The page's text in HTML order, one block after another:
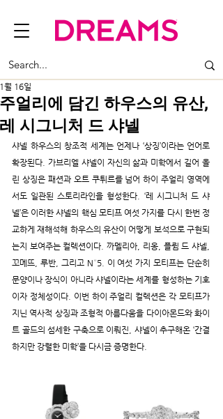
주얼리에 담긴 하우스의 유산,
레 시그니처 드 샤넬
1월 16일
샤넬 하우스의 창조적 세계는 언제나 ‘상징’이라는 언어로
확장된다. 가브리엘 샤넬이 자신의 삶과 미학에서 길어 올
린 상징은 패션과 오트 쿠튀르를 넘어 하이 주얼리 영역에
서도 일관된 스토리라인을 형성한다. ‘레 시그니처 드 샤
넬’은 이러한 샤넬의 핵심 모티프 여섯 가지를 다시 한번 정
교하게 재해석해 하우스의 유산이 어떻게 보석으로 구현되
는지 보여주는 컬렉션이다. 까멜리아, 리옹, 플륌 드 샤넬,
꼬메뜨, 루반, 그리고 N°5. 이 여섯 가지 모티프는 단순히
문양이나 장식이 아니라 샤넬이라는 세계를 형성하는 기호
이자 정체성이다. 이번 하이 주얼리 컬렉션은 각 모티프가
지닌 역사적 상징과 조형적 아름다움을 다이아몬드와 화이
트 골드의 섬세한 구축으로 이뤄진, 샤넬이 추구해온 ‘간결
하지만 강렬한 미학’을 다시금 증명한다.